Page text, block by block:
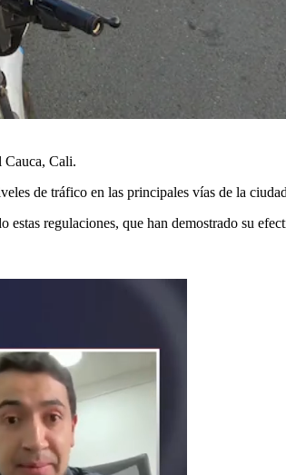
Cauca, Cali.
de tráfico en las principales vías de la
regulaciones, que han demostrado su